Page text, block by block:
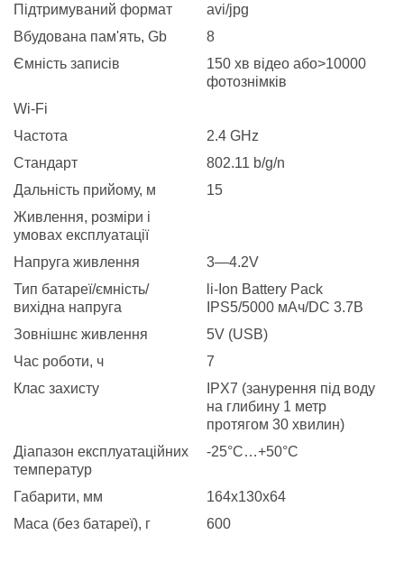
Підтримуваний формат
avi/jpg
Вбудована пам'ять, Gb
8
Ємність записів
150 хв відео або>10000
фотознімків
Wi-Fi
Частота
2.4 GHz
Стандарт
802.11 b/g/n
Дальність прийому, м
15
Живлення, розміри і
умовах експлуатації
Напруга живлення
3—4.2V
Тип батареї/ємність/
вихідна напруга
li-Ion Battery Pack
IPS5/5000 мАч/DC 3.7В
Зовнішнє живлення
5V (USB)
Час роботи, ч
7
Клас захисту
IPX7 (занурення під воду
на глибину 1 метр
протягом 30 хвилин)
Діапазон експлуатаційних
температур
-25°С…+50°С
Габарити, мм
164x130x64
Маса (без батареї), г
600